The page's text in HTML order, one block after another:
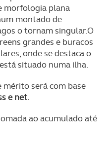
morfologia plana
montado de
o tornam singular.O
grandes e buracos
onde se destaca o
situado numa ilha.
mérito será com base
e net.
ao acumulado até